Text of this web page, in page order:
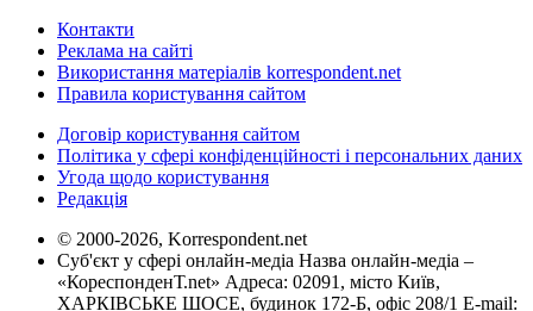
Контакти
Реклама на сайті
Використання матеріалів korrespondent.net
Правила користування сайтом
Договір користування сайтом
Політика у сфері конфіденційності і персональних даних
Угода щодо користування
Редакція
© 2000-2026, Korrespondent.net
Суб'єкт у сфері онлайн-медіа Назва онлайн-медіа –
«КореспонденТ.net» Адреса: 02091, місто Київ,
ХАРКІВСЬКЕ ШОСЕ, будинок 172-Б, офіс 208/1 E-mail: